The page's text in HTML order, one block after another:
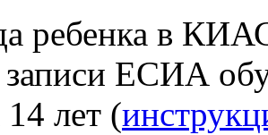
ребенка в
записи ЕСИА
14 лет (